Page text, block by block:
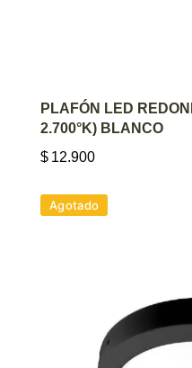
PLAFÓN LED
2.700°K) BLANCO
$ 12.900
Agotado